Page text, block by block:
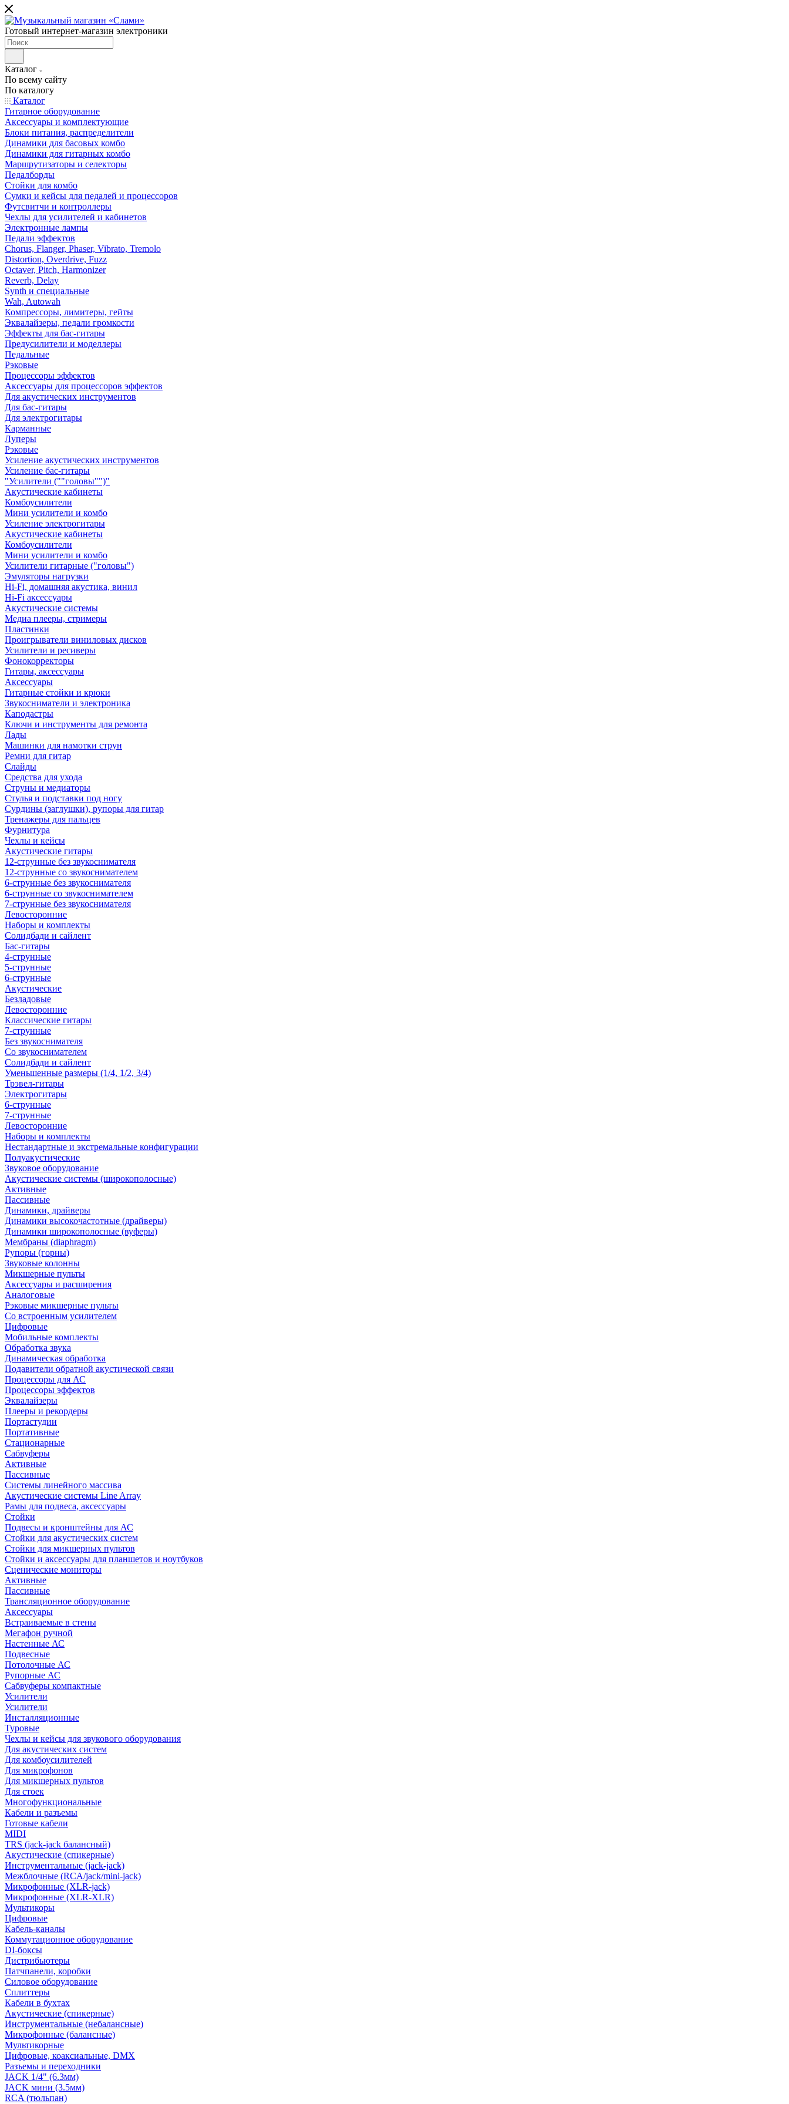
Готовый интернет-магазин электроники
Каталог
По всему сайту
По каталогу
Каталог
Гитарное оборудование
Аксессуары и комплектующие
Блоки питания, распределители
Динамики для басовых комбо
Динамики для гитарных комбо
Маршрутизаторы и селекторы
Педалборды
Стойки для комбо
Сумки и кейсы для педалей и процессоров
Футсвитчи и контроллеры
Чехлы для усилителей и кабинетов
Электронные лампы
Педали эффектов
Chorus, Flanger, Phaser, Vibrato, Tremolo
Distortion, Overdrive, Fuzz
Octaver, Pitch, Harmonizer
Reverb, Delay
Synth и специальные
Wah, Autowah
Компрессоры, лимитеры, гейты
Эквалайзеры, педали громкости
Эффекты для бас-гитары
Предусилители и моделлеры
Педальные
Рэковые
Процессоры эффектов
Аксессуары для процессоров эффектов
Для акустических инструментов
Для бас-гитары
Для электрогитары
Карманные
Луперы
Рэковые
Усиление акустических инструментов
Усиление бас-гитары
"Усилители (""головы"")"
Акустические кабинеты
Комбоусилители
Мини усилители и комбо
Усиление электрогитары
Акустические кабинеты
Комбоусилители
Мини усилители и комбо
Усилители гитарные ("головы")
Эмуляторы нагрузки
Hi-Fi, домашняя акустика, винил
Hi-Fi аксессуары
Акустические системы
Медиа плееры, стримеры
Пластинки
Проигрыватели виниловых дисков
Усилители и ресиверы
Фонокорректоры
Гитары, аксессуары
Аксессуары
Гитарные стойки и крюки
Звукосниматели и электроника
Каподастры
Ключи и инструменты для ремонта
Лады
Машинки для намотки струн
Ремни для гитар
Слайды
Средства для ухода
Струны и медиаторы
Стулья и подставки под ногу
Сурдины (заглушки), рупоры для гитар
Тренажеры для пальцев
Фурнитура
Чехлы и кейсы
Акустические гитары
12-струнные без звукоснимателя
12-струнные со звукоснимателем
6-струнные без звукоснимателя
6-струнные со звукоснимателем
7-струнные без звукоснимателя
Левосторонние
Наборы и комплекты
Солидбади и сайлент
Бас-гитары
4-струнные
5-струнные
6-струнные
Акустические
Безладовые
Левосторонние
Классические гитары
7-струнные
Без звукоснимателя
Со звукоснимателем
Солидбади и сайлент
Уменьшенные размеры (1/4, 1/2, 3/4)
Трэвел-гитары
Электрогитары
6-струнные
7-струнные
Левосторонние
Наборы и комплекты
Нестандартные и экстремальные конфигурации
Полуакустические
Звуковое оборудование
Акустические системы (широкополосные)
Активные
Пассивные
Динамики, драйверы
Динамики высокочастотные (драйверы)
Динамики широкополосные (вуферы)
Мембраны (diaphragm)
Рупоры (горны)
Звуковые колонны
Микшерные пульты
Аксессуары и расширения
Аналоговые
Рэковые микшерные пульты
Со встроенным усилителем
Цифровые
Мобильные комплекты
Обработка звука
Динамическая обработка
Подавители обратной акустической связи
Процессоры для АС
Процессоры эффектов
Эквалайзеры
Плееры и рекордеры
Портастудии
Портативные
Стационарные
Сабвуферы
Активные
Пассивные
Системы линейного массива
Акустические системы Line Array
Рамы для подвеса, аксессуары
Стойки
Подвесы и кронштейны для АС
Стойки для акустических систем
Стойки для микшерных пультов
Стойки и аксессуары для планшетов и ноутбуков
Сценические мониторы
Активные
Пассивные
Трансляционное оборудование
Аксессуары
Встраиваемые в стены
Мегафон ручной
Настенные АС
Подвесные
Потолочные АС
Рупорные АС
Сабвуферы компактные
Усилители
Усилители
Инсталляционные
Туровые
Чехлы и кейсы для звукового оборудования
Для акустических систем
Для комбоусилителей
Для микрофонов
Для микшерных пультов
Для стоек
Многофункциональные
Кабели и разъемы
Готовые кабели
MIDI
TRS (jack-jack балансный)
Акустические (спикерные)
Инструментальные (jack-jack)
Межблочные (RCA/jack/mini-jack)
Микрофонные (XLR-jack)
Микрофонные (XLR-XLR)
Мультикоры
Цифровые
Кабель-каналы
Коммутационное оборудование
DI-боксы
Дистрибьютеры
Патчпанели, коробки
Силовое оборудование
Сплиттеры
Кабели в бухтах
Акустические (спикерные)
Инструментальные (небалансные)
Микрофонные (балансные)
Мультикорные
Цифровые, коаксиальные, DMX
Разъемы и переходники
JACK 1/4" (6.3мм)
JACK мини (3.5мм)
RCA (тюльпан)